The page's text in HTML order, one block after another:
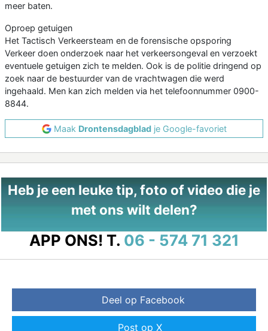
meer baten.
Oproep getuigen
Het Tactisch Verkeersteam en de forensische opsporing
Verkeer doen onderzoek naar het verkeersongeval en verzoekt
eventuele getuigen zich te melden. Ook is de politie dringend op
zoek naar de bestuurder van de vrachtwagen die werd
ingehaald. Men kan zich melden via het telefoonnummer 0900-
8844.
Maak Drontensdagbladje Google-favoriet
Heb je een leuke tip, foto of video die je
met ons wilt delen?
APP ONS! T. 06 - 574 71 321
Deel op Facebook
Post op X